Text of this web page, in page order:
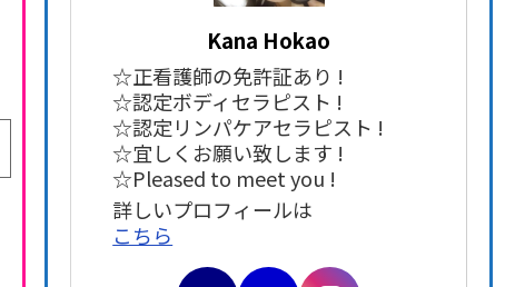
Kana Hokao
☆正看護師の免許証あり !
☆認定ボディセラピスト !
☆認定リンパケアセラピスト !
☆宜しくお願い致します !
☆Pleased to meet you !
詳しいプロフィールは
こちら